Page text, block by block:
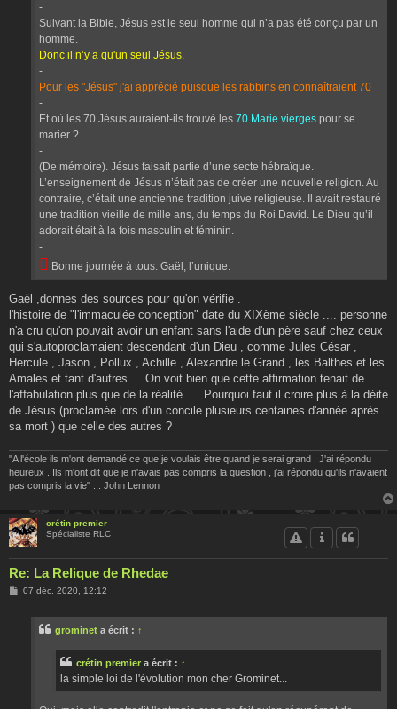
-
Suivant la Bible, Jésus est le seul homme qui n’a pas été conçu par un
homme.
Donc il n’y a qu'un seul Jésus.
-
Pour les "Jésus" j'ai apprécié puisque les rabbins en connaîtraient 70
-
Et où les 70 Jésus auraient-ils trouvé les 70 Marie vierges pour se
marier ?
-
(De mémoire). Jésus faisait partie d’une secte hébraïque.
L’enseignement de Jésus n’était pas de créer une nouvelle religion. Au
contraire, c’était une ancienne tradition juive religieuse. Il avait restauré
une tradition vieille de mille ans, du temps du Roi David. Le Dieu qu’il
adorait était à la fois masculin et féminin.
-
 Bonne journée à tous. Gaël, l’unique.
Gaël ,donnes des sources pour qu'on vérifie .
l'histoire de "l'immaculée conception" date du XIXème siècle .... personne
n'a cru qu'on pouvait avoir un enfant sans l'aide d'un père sauf chez ceux
qui s'autoproclamaient descendant d'un Dieu , comme Jules César ,
Hercule , Jason , Pollux , Achille , Alexandre le Grand , les Balthes et les
Amales et tant d'autres ... On voit bien que cette affirmation tenait de
l'affabulation plus que de la réalité .... Pourquoi faut il croire plus à la déité
de Jésus (proclamée lors d'un concile plusieurs centaines d'année après
sa mort ) que celle des autres ?
"A l'école ils m'ont demandé ce que je voulais être quand je serai grand . J'ai répondu
heureux . Ils m'ont dit que je n'avais pas compris la question , j'ai répondu qu'ils n'avaient
pas compris la vie" ... John Lennon
crétin premier
Spécialiste RLC
Re: La Relique de Rhedae
M07 déc. 2020, 12:12
grominet a écrit : ↑
crétin premier a écrit : ↑
la simple loi de l'évolution mon cher Grominet...